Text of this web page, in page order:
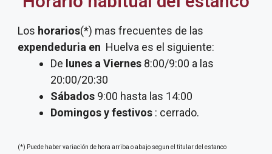
Los horarios(*) mas frecuentes de las
expendeduria en Huelva es el siguiente:
De lunes a Viernes 8:00/9:00 a las
20:00/20:30
Sábados 9:00 hasta las 14:00
Domingos y festivos : cerrado.
(*) Puede haber variación de hora arriba o abajo segun el titular del estanco